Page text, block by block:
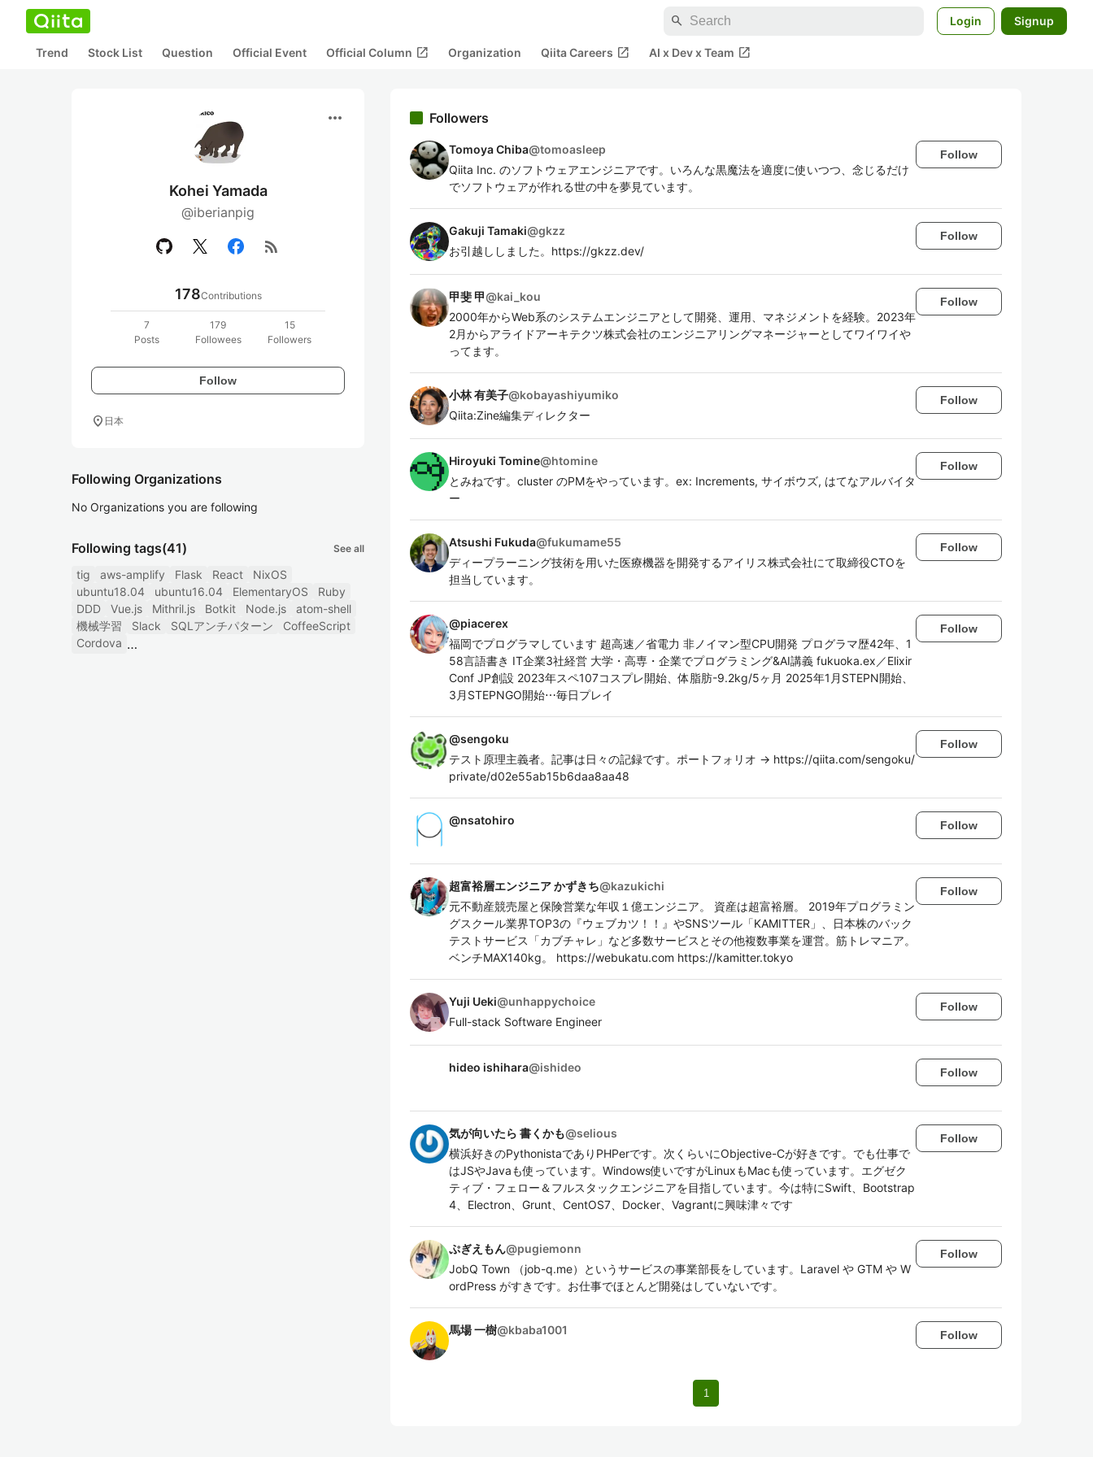
search Login Signup
Trend Stock List Question Official Event Official Column open_in_new Organization Qiita Careers open_in_new AI x Dev x Team open_in_new
more_horiz
Kohei Yamada
@iberianpig
rss_feed
178Contributions
7
Posts
179
Followees
15
Followers
Follow
location_on 日本
Following Organizations
No Organizations you are following
Following tags(41) See all
tig aws-amplify Flask React
NixOS
ubuntu18.04
ubuntu16.04 ElementaryOS
Ruby
DDD
Vue.js Mithril.js Botkit Node.js
atom-shell
機械学習
Slack SQLアンチパターン
CoffeeScript
Cordova
Followers
Tomoya Chiba@tomoasleep
Qiita Inc. のソフトウェアエンジニアです。いろんな黒魔法を適度に使いつつ、念じるだけ
でソフトウェアが作れる世の中を夢見ています。
Follow
Gakuji Tamaki@gkzz
お引越ししました。https://gkzz.dev/
Follow
甲斐 甲@kai_kou
2000年からWeb系のシステムエンジニアとして開発、運用、マネジメントを経験。2023年
2月からアライドアーキテクツ株式会社のエンジニアリングマネージャーとしてワイワイや
ってます。
Follow
小林 有美子@kobayashiyumiko
Qiita:Zine編集ディレクター
Follow
Hiroyuki Tomine@htomine
とみねです。cluster のPMをやっています。ex: Increments, サイボウズ, はてなアルバイタ
ー
Follow
Atsushi Fukuda@fukumame55
ディープラーニング技術を用いた医療機器を開発するアイリス株式会社にて取締役CTOを
担当しています。
Follow
@piacerex
福岡でプログラマしています 超高速／省電力 非ノイマン型CPU開発 プログラマ歴42年、1
58言語書き IT企業3社経営 大学・高専・企業でプログラミング&AI講義 fukuoka.ex／Elixir
Conf JP創設 2023年スペ107コスプレ開始、体脂肪-9.2kg/5ヶ月 2025年1月STEPN開始、
3月STEPNGO開始⋯毎日プレイ
Follow
@sengoku
テスト原理主義者。記事は日々の記録です。ポートフォリオ → https://qiita.com/sengoku/
private/d02e55ab15b6daa8aa48
Follow
@nsatohiro Follow
超富裕層エンジニア かずきち@kazukichi
元不動産競売屋と保険営業な年収１億エンジニア。 資産は超富裕層。 2019年プログラミン
グスクール業界TOP3の『ウェブカツ！！』やSNSツール「KAMITTER」、日本株のバック
テストサービス「カブチャレ」など多数サービスとその他複数事業を運営。筋トレマニア。
ベンチMAX140kg。 https://webukatu.com https://kamitter.tokyo
Follow
Yuji Ueki@unhappychoice
Full-stack Software Engineer
Follow
hideo ishihara@ishideo Follow
気が向いたら 書くかも@selious
横浜好きのPythonistaでありPHPerです。次くらいにObjective-Cが好きです。でも仕事で
はJSやJavaも使っています。Windows使いですがLinuxもMacも使っています。エグゼク
ティブ・フェロー＆フルスタックエンジニアを目指しています。今は特にSwift、Bootstrap
4、Electron、Grunt、CentOS7、Docker、Vagrantに興味津々です
Follow
ぷぎえもん@pugiemonn
JobQ Town （job-q.me）というサービスの事業部長をしています。Laravel や GTM や W
ordPress がすきです。お仕事でほとんど開発はしていないです。
Follow
馬場 一樹@kbaba1001 Follow
1